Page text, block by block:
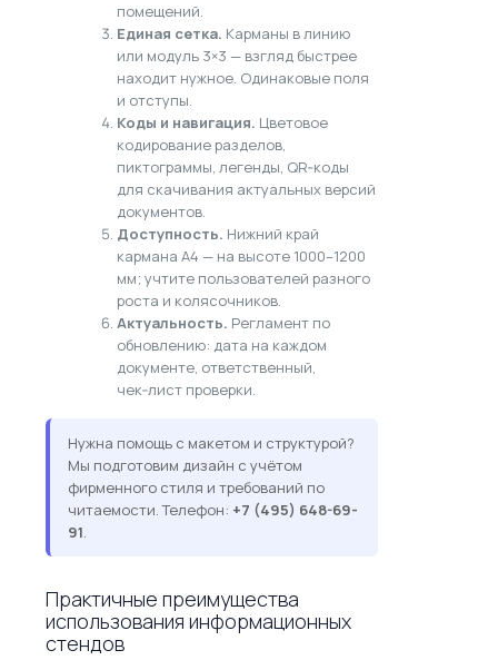
помещений.
Единая сетка. Карманы в линию
или модуль 3×3 — взгляд быстрее
находит нужное. Одинаковые поля
и отступы.
Коды и навигация. Цветовое
кодирование разделов,
пиктограммы, легенды, QR‑коды
для скачивания актуальных версий
документов.
Доступность. Нижний край
кармана A4 — на высоте 1000–1200
мм; учтите пользователей разного
роста и колясочников.
Актуальность. Регламент по
обновлению: дата на каждом
документе, ответственный,
чек‑лист проверки.
Нужна помощь с макетом и структурой?
Мы подготовим дизайн с учётом
фирменного стиля и требований по
читаемости. Телефон: +7 (495) 648-69-
91.
Практичные преимущества
использования информационных
стендов